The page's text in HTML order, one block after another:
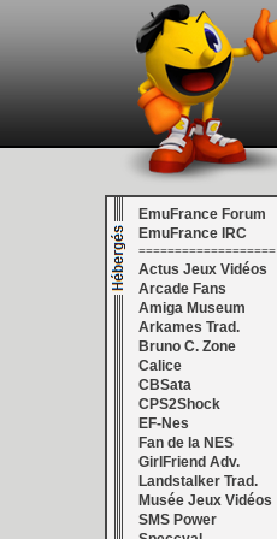
EmuFrance Forum
EmuFrance IRC
===================
Actus Jeux Vidéos
Arcade Fans
Amiga Museum
Arkames Trad.
Bruno C. Zone
Calice
CBSata
CPS2Shock
EF-Nes
Fan de la NES
GirlFriend Adv.
Landstalker Trad.
Musée Jeux Vidéos
SMS Power